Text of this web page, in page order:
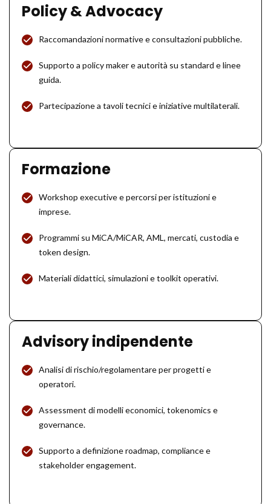
Policy & Advocacy
Raccomandazioni normative e consultazioni pubbliche.
Supporto a policy maker e autorità su standard e linee
guida.
Partecipazione a tavoli tecnici e iniziative multilaterali.
Formazione
Workshop executive e percorsi per istituzioni e
imprese.
Programmi su MiCA/MiCAR, AML, mercati, custodia e
token design.
Materiali didattici, simulazioni e toolkit operativi.
Advisory indipendente
Analisi di rischio/regolamentare per progetti e
operatori.
Assessment di modelli economici, tokenomics e
governance.
Supporto a definizione roadmap, compliance e
stakeholder engagement.